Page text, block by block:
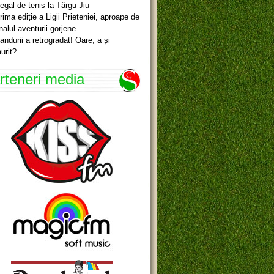
de tenis la Târgu Jiu
ediție a Ligii Prieteniei, aproape de
aventurii gorjene
a retrogradat! Oare, a și
media